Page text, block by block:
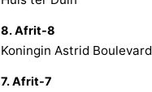
8. Afrit-8
Koningin Astrid Boulevard
7. Afrit-7